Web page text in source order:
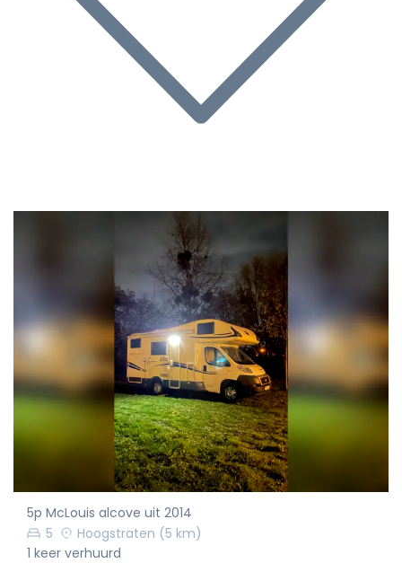
5p McLouis alcove uit 2014
5
Hoogstraten (5 km)
1 keer verhuurd